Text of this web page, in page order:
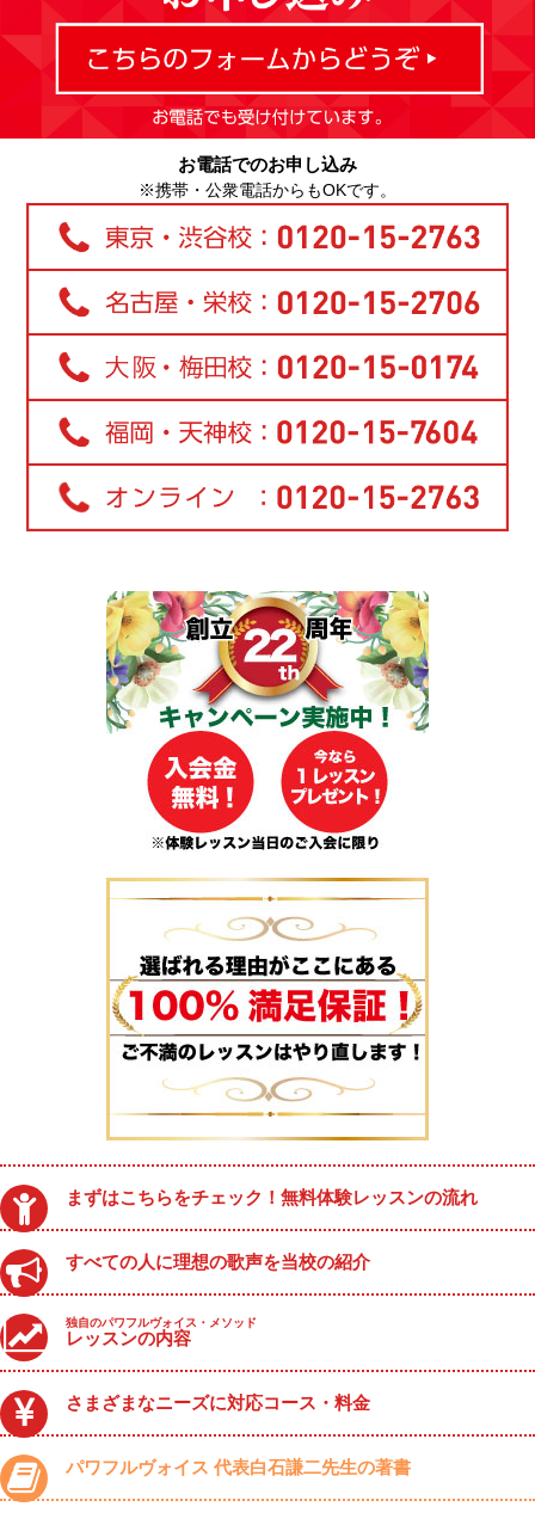
お電話でのお申し込み
※携帯・公衆電話からもOKです。
まずはこちらをチェック！無料体験レッスンの流れ
すべての人に理想の歌声を当校の紹介
独自のパワフルヴォイス・メソッド
レッスンの内容
さまざまなニーズに対応コース・料金
パワフルヴォイス 代表白石謙二先生の著書